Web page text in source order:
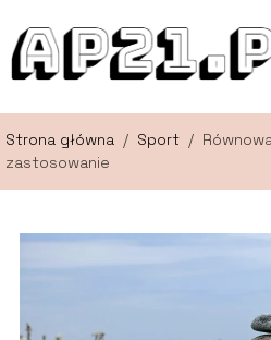
Strona główna / Sport /
zastosowanie